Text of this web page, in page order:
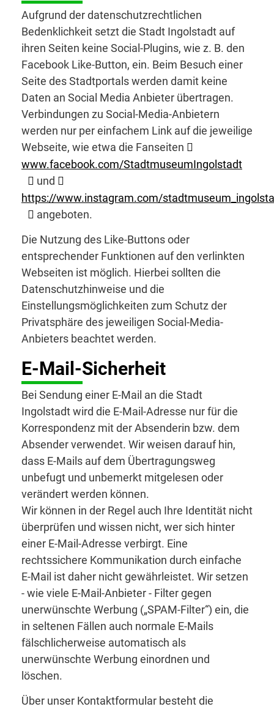
Aufgrund der datenschutzrechtlichen
Bedenklichkeit setzt die Stadt Ingolstadt auf
ihren Seiten keine Social-Plugins, wie z. B. den
Facebook Like-Button, ein. Beim Besuch einer
Seite des Stadtportals werden damit keine
Daten an Social Media Anbieter übertragen.
Verbindungen zu Social-Media-Anbietern
werden nur per einfachem Link auf die jeweilige
Webseite, wie etwa die Fanseiten
www.facebook.com/StadtmuseumIngolstadt
und
https://www.instagram.com/
angeboten.
Die Nutzung des Like-Buttons oder
entsprechender Funktionen auf den verlinkten
Webseiten ist möglich. Hierbei sollten die
Datenschutzhinweise und die
Einstellungsmöglichkeiten zum Schutz der
Privatsphäre des jeweiligen Social-Media-
Anbieters beachtet werden.
E-Mail-Sicherheit
Bei Sendung einer E-Mail an die Stadt
Ingolstadt wird die E-Mail-Adresse nur für die
Korrespondenz mit der Absenderin bzw. dem
Absender verwendet. Wir weisen darauf hin,
dass E-Mails auf dem Übertragungsweg
unbefugt und unbemerkt mitgelesen oder
verändert werden können.
Wir können in der Regel auch Ihre Identität nicht
überprüfen und wissen nicht, wer sich hinter
einer E-Mail-Adresse verbirgt. Eine
rechtssichere Kommunikation durch einfache
E-Mail ist daher nicht gewährleistet. Wir setzen
- wie viele E-Mail-Anbieter - Filter gegen
unerwünschte Werbung („SPAM-Filter“) ein, die
in seltenen Fällen auch normale E-Mails
fälschlicherweise automatisch als
unerwünschte Werbung einordnen und
löschen.
Über unser Kontaktformular besteht die